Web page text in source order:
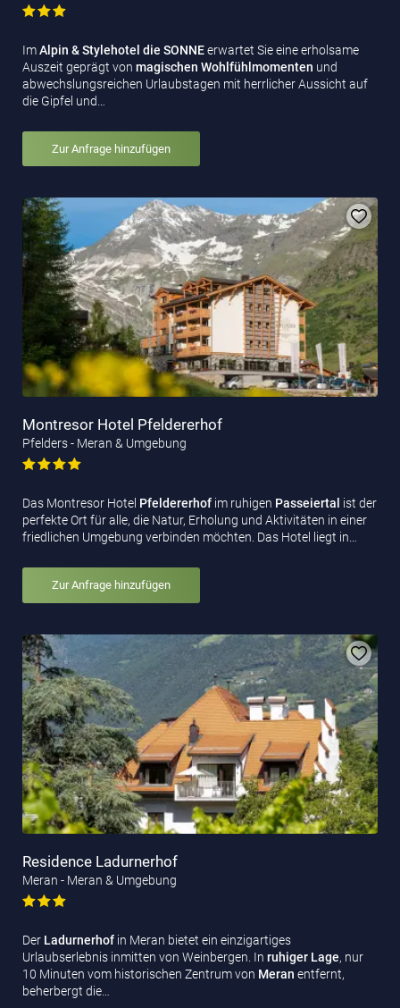
ImAlpin & Stylehotel die SONNEerwartet Sie eine erholsame
Auszeit geprägt von magischen Wohlfühlmomenten und
abwechslungsreichen Urlaubstagen mit herrlicher Aussicht auf
die Gipfel und…
Zur Anfrage hinzufügen
Montresor Hotel Pfeldererhof
Pfelders - Meran & Umgebung
Das Montresor Hotel Pfeldererhof im ruhigen Passeiertal ist der
perfekte Ort für alle, die Natur, Erholung und Aktivitäten in einer
friedlichen Umgebung verbinden möchten. Das Hotel liegt in…
Zur Anfrage hinzufügen
Residence Ladurnerhof
Meran - Meran & Umgebung
Der Ladurnerhof in Meran bietet ein einzigartiges
Urlaubserlebnis inmitten von Weinbergen. In ruhiger Lage, nur
10 Minuten vom historischen Zentrum von Meran entfernt,
beherbergt die…